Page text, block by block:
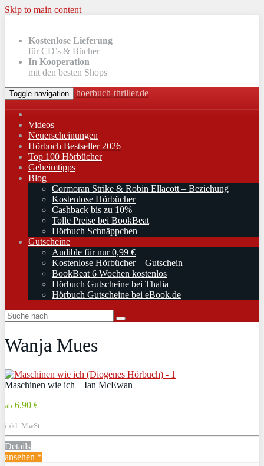
Skip to main content
Kostenlose Lieferung
für CD’s & Bücher
In Kooperation
mit den besten Shops
Toggle navigation hoerbuch-thriller.de
Videos
Neuerscheinungen
Hörbuch Bestseller 2026
Top 100 Hörbücher
Geheimtipps
Blog
Cormoran Strike & Robin Ellacott – Beziehung
Kostenlose Hörbücher
Cashback bis zu 10%
Tolle Preise bei BookBeat
Hörbuch Schnäppchen
Gutscheine
Audible für nur 0,99 €
Kostenlose Hörbücher – Gutschein
BookBeat 6 Wochen kostenlos
Hörbuch Gutscheine bei Thalia
Hörbuch Gutscheine bei eBook.de
Wanja Mues
Maschinen wie ich – Ian McEwan
ab 6,90 €
inkl. MwSt.
Details
ansehen *